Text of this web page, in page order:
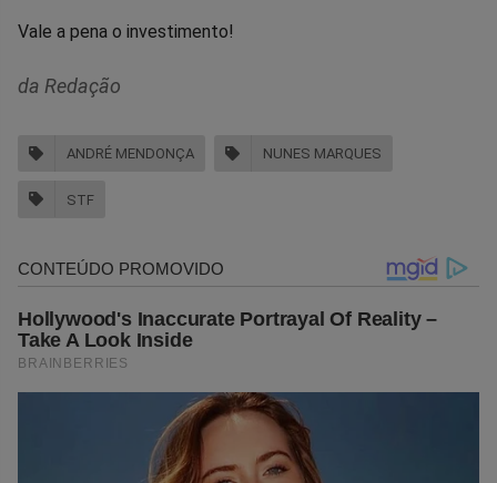
Vale a pena o investimento!
da Redação
ANDRÉ MENDONÇA NUNES MARQUES
STF